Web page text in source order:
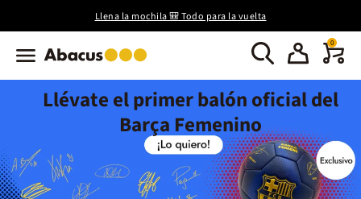
Llena la mochila 🎒 Todo para la vuelta
0
Llévate el primer balón oficial del
Barça Femenino